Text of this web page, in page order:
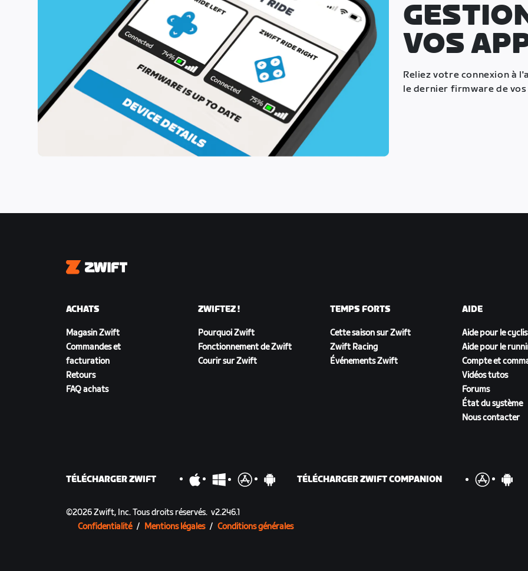
VOS
Reliez votre connexion à
le dernier firmware de
Zwift
ACHATS
Magasin Zwift
Commandes et
facturation
Retours
FAQ achats
ZWIFTEZ !
Pourquoi Zwift
Fonctionnement de Zwift
Courir sur Zwift
TEMPS FORTS
Cette saison sur Zwift
Zwift Racing
Événements Zwift
AIDE
Aide pour le
Aide pour le
Compte et
Vidéos tutos
Forums
État du système
Nous contacter
TÉLÉCHARGER ZWIFT TÉLÉCHARGER ZWIFT COMPANION
©2026Zwift, Inc.Tous droits réservés. v2.246.1
Confidentialité / Mentions légales / Conditions générales